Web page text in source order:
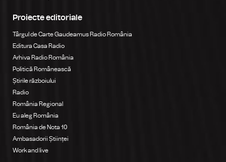
Proiecte editoriale
Târgul de Carte Gaudeamus Radio România
Editura Casa Radio
Arhiva Radio România
Politică Românească
Știrile războiului
Radio
România Regional
Eu aleg România
România de Nota 10
Ambasadorii Științei
Work and live